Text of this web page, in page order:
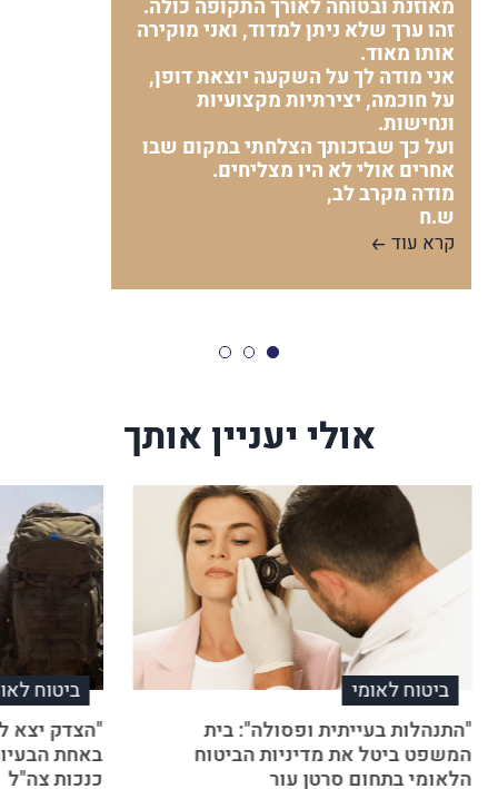
מאוזנת ובטוחה לאורך התקופה כולה.
זהו ערך שלא ניתן למדוד, ואני מוקירה
אותו מאוד.
אני מודה לך על השקעה יוצאת דופן,
על חוכמה, יצירתיות מקצועיות
ונחישות.
ועל כך שבזכותך הצלחתי במקום שבו
אחרים אולי לא היו מצליחים.
מודה מקרב לב,
ש.ח
קרא עוד
אולי יעניין אותך
ביטוח לאומי
"התנהלות בעייתית ופסולה": בית
המשפט ביטל את מדיניות הביטוח
הלאומי בתחום סרטן עור
ביטוח
"הצדק יצא
באחת
כנכות צה"ל